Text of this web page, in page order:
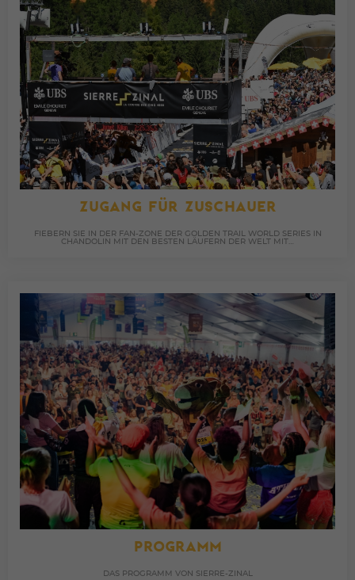
ZUGANG FÜR ZUSCHAUER
FIEBERN SIE IN DER FAN-ZONE DER GOLDEN TRAIL WORLD SERIES IN
CHANDOLIN MIT DEN BESTEN LÄUFERN DER WELT MIT…
PROGRAMM
DAS PROGRAMM VON SIERRE-ZINAL